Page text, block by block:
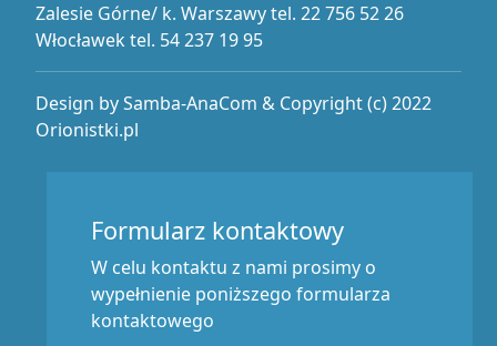
Zalesie Górne/ k. Warszawy tel. 22 756 52 26
Włocławek tel. 54 237 19 95
Design by Samba-AnaCom & Copyright (c) 2022
Orionistki.pl
Formularz kontaktowy
W celu kontaktu z nami prosimy o
wypełnienie poniższego formularza
kontaktowego